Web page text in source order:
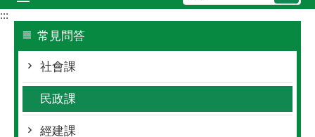
尋
:::
常見問答
社會課
民政課
經建課